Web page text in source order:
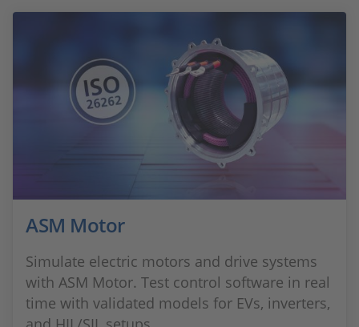
ASM Motor
Simulate electric motors and drive systems
with ASM Motor. Test control software in real
time with validated models for EVs, inverters,